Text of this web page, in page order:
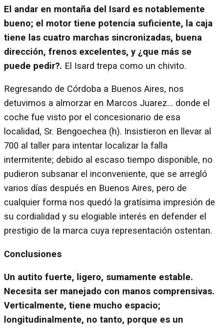
El andar en montaña del Isard es notablemente
bueno; el motor tiene potencia suficiente, la caja
tiene las cuatro marchas sincronizadas, buena
dirección, frenos excelentes, y ¿que más se
puede pedir?. El Isard trepa como un chivito.
Regresando de Córdoba a Buenos Aires, nos
detuvimos a almorzar en Marcos Juarez... donde el
coche fue visto por el concesionario de esa
localidad, Sr. Bengoechea (h). Insistieron en llevar al
700 al taller para intentar localizar la falla
intermitente; debido al escaso tiempo disponible, no
pudieron subsanar el inconveniente, que se arregló
varios días después en Buenos Aires, pero de
cualquier forma nos quedó la gratísima impresión de
su cordialidad y su elogiable interés en defender el
prestigio de la marca cuya representación ostentan.
Conclusiones
Un autito fuerte, ligero, sumamente estable.
Necesita ser manejado con manos comprensivas.
Verticalmente, tiene mucho espacio;
longitudinalmente, no tanto, porque es un